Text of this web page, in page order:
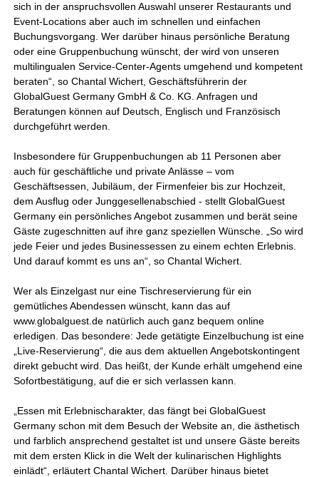
sich in der anspruchsvollen Auswahl unserer Restaurants und
Event-Locations aber auch im schnellen und einfachen
Buchungsvorgang. Wer darüber hinaus persönliche Beratung
oder eine Gruppenbuchung wünscht, der wird von unseren
multilingualen Service-Center-Agents umgehend und kompetent
beraten“, so Chantal Wichert, Geschäftsführerin der
GlobalGuest Germany GmbH & Co. KG. Anfragen und
Beratungen können auf Deutsch, Englisch und Französisch
durchgeführt werden.
Insbesondere für Gruppenbuchungen ab 11 Personen aber
auch für geschäftliche und private Anlässe – vom
Geschäftsessen, Jubiläum, der Firmenfeier bis zur Hochzeit,
dem Ausflug oder Junggesellenabschied - stellt GlobalGuest
Germany ein persönliches Angebot zusammen und berät seine
Gäste zugeschnitten auf ihre ganz speziellen Wünsche. „So wird
jede Feier und jedes Businessessen zu einem echten Erlebnis.
Und darauf kommt es uns an“, so Chantal Wichert.
Wer als Einzelgast nur eine Tischreservierung für ein
gemütliches Abendessen wünscht, kann das auf
www.globalguest.de natürlich auch ganz bequem online
erledigen. Das besondere: Jede getätigte Einzelbuchung ist eine
„Live-Reservierung“, die aus dem aktuellen Angebotskontingent
direkt gebucht wird. Das heißt, der Kunde erhält umgehend eine
Sofortbestätigung, auf die er sich verlassen kann.
„Essen mit Erlebnischarakter, das fängt bei GlobalGuest
Germany schon mit dem Besuch der Website an, die ästhetisch
und farblich ansprechend gestaltet ist und unsere Gäste bereits
mit dem ersten Klick in die Welt der kulinarischen Highlights
einlädt“, erläutert Chantal Wichert. Darüber hinaus bietet